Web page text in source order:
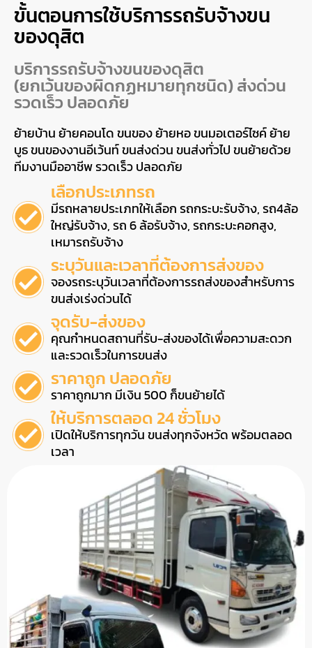
ขั้นตอนการใช้บริการรถรับจ้างขน
ของดุสิต
บริการรถรับจ้างขนของดุสิต
(ยกเว้นของผิดกฏหมายทุกชนิด) ส่งด่วน
รวดเร็ว ปลอดภัย
ย้ายบ้าน ย้ายคอนโด ขนของ ย้ายหอ ขนมอเตอร์ไซค์ ย้าย
บูธ ขนของงานอีเว้นท์ ขนส่งด่วน ขนส่งทั่วไป ขนย้ายด้วย
ทีมงานมืออาชีพ รวดเร็ว ปลอดภัย
เลือกประเภทรถ
มีรถหลายประเภทให้เลือก รถกระบะรับจ้าง, รถ4ล้อ
ใหญ่รับจ้าง, รถ 6 ล้อรับจ้าง, รถกระบะคอกสูง,
เหมารถรับจ้าง
ระบุวันและเวลาที่ต้องการส่งของ
จองรถระบุวันเวลาที่ต้องการรถส่งของสำหรับการ
ขนส่งเร่งด่วนได้
จุดรับ-ส่งของ
คุณกำหนดสถานที่รับ-ส่งของได้เพื่อความสะดวก
และรวดเร็วในการขนส่ง
ราคาถูก ปลอดภัย
ราคาถูกมาก มีเงิน 500 ก็ขนย้ายได้
ให้บริการตลอด 24 ชั่วโมง
เปิดให้บริการทุกวัน ขนส่งทุกจังหวัด พร้อมตลอด
เวลา